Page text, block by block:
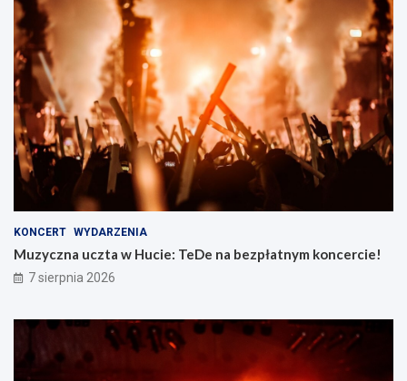
KONCERT WYDARZENIA
Muzyczna uczta w Hucie: TeDe na bezpłatnym koncercie!
7 sierpnia 2026